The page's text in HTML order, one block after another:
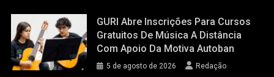
GURI Abre Inscrições Para Cursos
Gratuitos De Música A Distância
Com Apoio Da Motiva Autoban
5 de agosto de 2026 Redação